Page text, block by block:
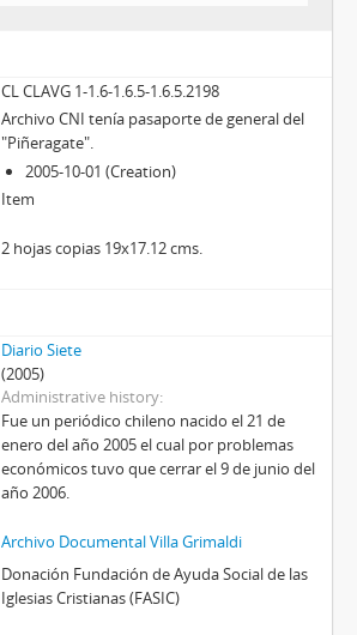
CL CLAVG 1-1.6-1.6.5-1.6.5.2198
Archivo CNI tenía pasaporte de general del
"Piñeragate".
2005-10-01 (Creation)
Item
2 hojas copias 19x17.12 cms.
Diario Siete
(2005)
Administrative history
Fue un periódico chileno nacido el 21 de
enero del año 2005 el cual por problemas
económicos tuvo que cerrar el 9 de junio del
año 2006.
Archivo Documental Villa Grimaldi
Donación Fundación de Ayuda Social de las
Iglesias Cristianas (FASIC)